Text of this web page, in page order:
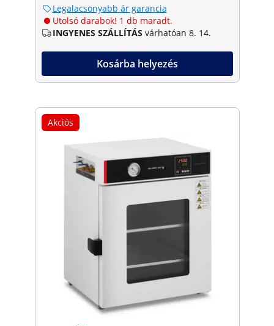
Legalacsonyabb ár garancia
Utolsó darabok! 1 db maradt.
INGYENES SZÁLLÍTÁS várhatóan 8. 14.
Kosárba helyezés
Akciós